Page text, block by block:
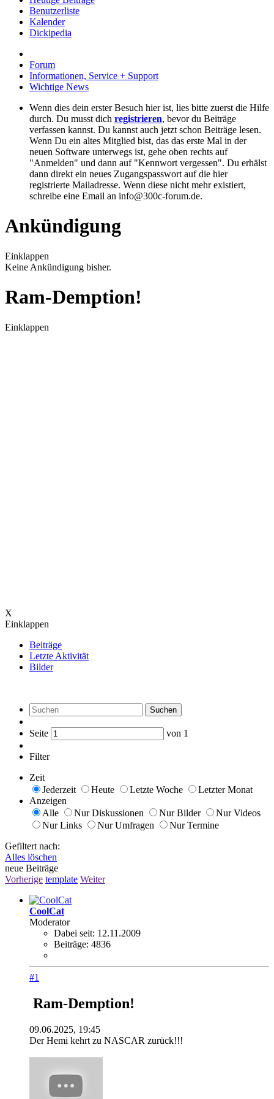
Benutzerliste
Kalender
Dickipedia
Forum
Informationen, Service + Support
Wichtige News
Wenn dies dein erster Besuch hier ist, lies bitte zuerst die Hilfe
durch. Du musst dich registrieren, bevor du Beiträge
verfassen kannst. Du kannst auch jetzt schon Beiträge lesen.
Wenn Du ein altes Mitglied bist, das das erste Mal in der
neuen Software unterwegs ist, gehe oben rechts auf
"Anmelden" und dann auf "Kennwort vergessen". Du erhälst
dann direkt ein neues Zugangspasswort auf die hier
registrierte Mailadresse. Wenn diese nicht mehr existiert,
schreibe eine Email an info@300c-forum.de.
Ankündigung
Einklappen
Keine Ankündigung bisher.
Ram-Demption!
Einklappen
X
Einklappen
Beiträge
Letzte Aktivität
Bilder
Suchen
Seite von 1
Filter
Zeit
Jederzeit
Heute Letzte Woche
Letzter Monat
Anzeigen
Alle
Nur Diskussionen Nur Bilder
Nur Videos
Nur Links
Nur Umfragen
Nur Termine
Gefiltert nach:
Alles löschen
neue Beiträge
Vorherige template Weiter
CoolCat
Moderator
Dabei seit: 12.11.2009
Beiträge: 4836
#1
Ram-Demption!
09.06.2025, 19:45
Der Hemi kehrt zu NASCAR zurück!!!